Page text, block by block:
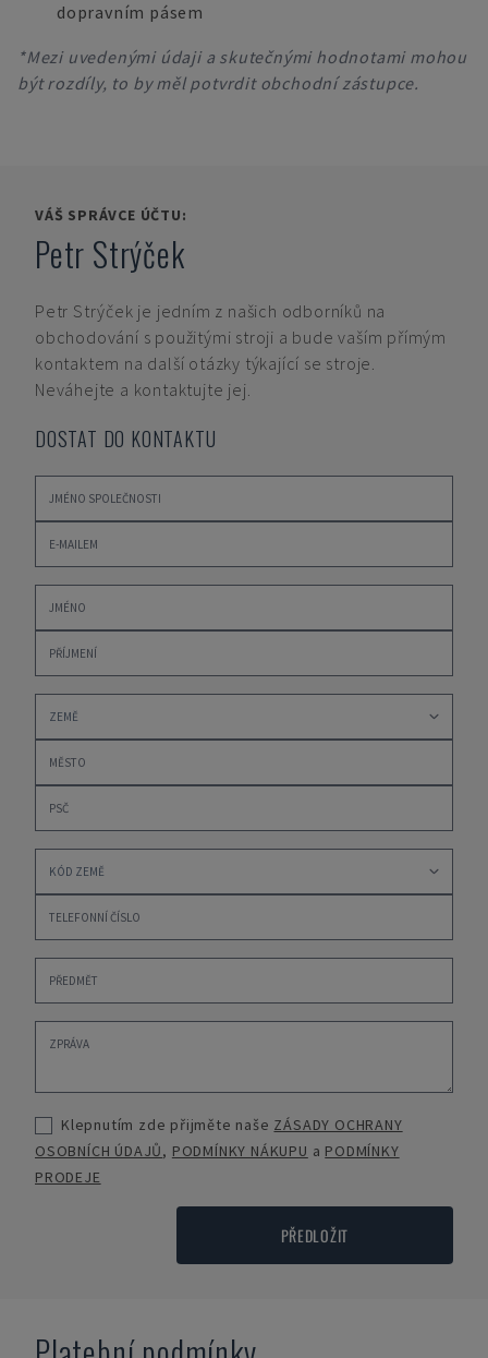
dopravním pásem
*Mezi uvedenými údaji a skutečnými hodnotami mohou
být rozdíly, to by měl potvrdit obchodní zástupce.
VÁŠ SPRÁVCE ÚČTU:
Petr Strýček
Petr Strýček je jedním z našich odborníků na
obchodování s použitými stroji a bude vaším přímým
kontaktem na další otázky týkající se stroje.
Neváhejte a kontaktujte jej.
DOSTAT DO KONTAKTU
Klepnutím zde přijměte naše ZÁSADY OCHRANY
OSOBNÍCH ÚDAJŮ, PODMÍNKY NÁKUPU a PODMÍNKY
PRODEJE
PŘEDLOŽIT